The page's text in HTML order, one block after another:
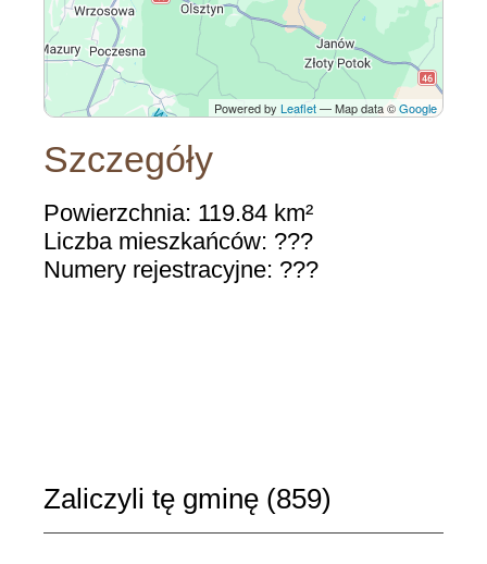
Powered by Leaflet— Map data ©Google
Szczegóły
Powierzchnia: 119.84 km²
Liczba mieszkańców: ???
Numery rejestracyjne: ???
Zaliczyli tę gminę (859)